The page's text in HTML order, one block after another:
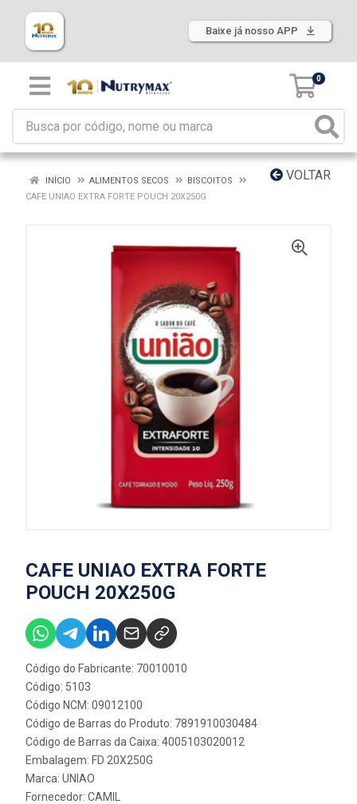
Baixe já nosso APP
0
VOLTAR
INÍCIO ALIMENTOS SECOS
BISCOITOS
CAFE UNIAO EXTRA FORTE POUCH 20X250G
CAFE UNIAO EXTRA FORTE
POUCH 20X250G
Código do Fabricante: 70010010
Código: 5103
Código NCM: 09012100
Código de Barras do Produto: 7891910030484
Código de Barras da Caixa: 4005103020012
Embalagem: FD 20X250G
Marca: UNIAO
Fornecedor: CAMIL